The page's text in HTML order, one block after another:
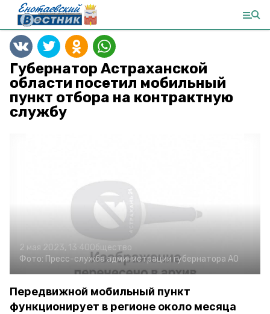
Губернатор Астраханской
области посетил мобильный
пункт отбора на контрактную
службу
2 мая 2023, 13:40Общество
Фото: Пресс-служба администрации губернатора АО
Передвижной мобильный пункт
функционирует в регионе около месяца